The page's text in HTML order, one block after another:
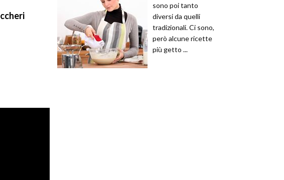
sono poi tanto
diversi da quelli
tradizionali. Ci sono,
però alcune ricette
più getto ...